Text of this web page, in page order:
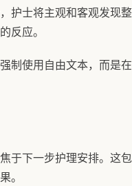
护士将主观和客观发现
反应。
制使用自由文本，而是
于下一步护理安排。这
。